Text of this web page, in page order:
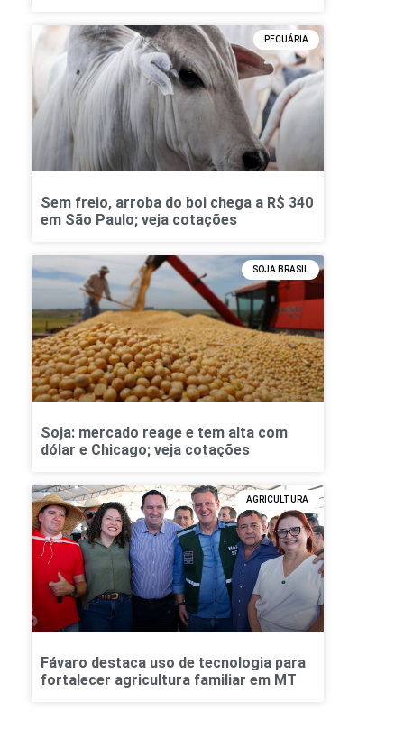
PECUÁRIA
Sem freio, arroba do boi chega a R$ 340
em São Paulo; veja cotações
SOJA BRASIL
Soja: mercado reage e tem alta com
dólar e Chicago; veja cotações
AGRICULTURA
Fávaro destaca uso de tecnologia para
fortalecer agricultura familiar em MT